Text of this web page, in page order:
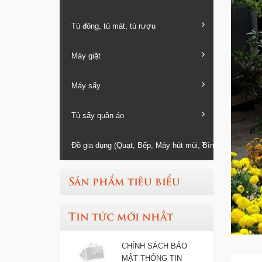
Tủ đông, tủ mát, tủ rượu
Máy giặt
Máy sấy
Tủ sấy quần áo
Đồ gia dụng (Quạt, Bếp, Máy hút mùi, Bình nóng lạnh...)
Sản phẩm tiêu biểu
Tin tức mới nhất
CHÍNH SÁCH BẢO
MẬT THÔNG TIN